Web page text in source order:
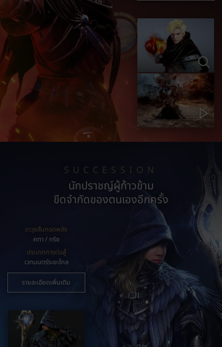
SUCCESSION
นักปราชญ์ผู้ก้าวข้าม
ขีดจำกัดของตนเองอีกครั้ง
อาวุธสืบทอดพลัง
คฑา / กริช
ประเภทการต่อสู้
เวทมนตร์ระยะไกล
รายละเอียดเพิ่มเติม